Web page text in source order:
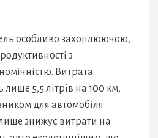
особливо захоплюючою,
з
Витрата
лише 5,5 літрів на 100 км,
для автомобіля
знижує витрати на